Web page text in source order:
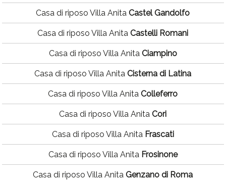
Casa di riposo Villa AnitaCastel Gandolfo
Casa di riposo Villa AnitaCastelli Romani
Casa di riposo Villa Anita Ciampino
Casa di riposo Villa AnitaCisterna di Latina
Casa di riposo Villa AnitaColleferro
Casa di riposo Villa AnitaCori
Casa di riposo Villa Anita Frascati
Casa di riposo Villa Anita Frosinone
Casa di riposo Villa AnitaGenzano di Roma